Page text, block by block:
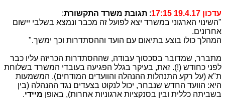
עדכון 19.4.17 17:15 : תגובת משרד התקשורת:
"השינוי הארגוני במשרד יצא לפועל זה מכבר ונמצא בשלבי יישום
אחרונים.
המהלך כולו בוצע בתיאום עם הועד וההסתדרות וכך ימשך."
מתברר, שמדובר בסכסוך עבודה, שההסתדרות הכריזה עליו כבר
לפני כחודש (!). זאת, בעיקר בגלל הפגיעה בעובדי המשרד בשלוחת
ת"א (על רקע התנהלות ההנהלה והוועדים המודחים). המשמעות
היא: הוועד החדש שנבחר, יכול לנקוט בצעדים נגד ההנהלה (בין
בשביתה כללית ובין בסנקציות ארגוניות אחרות), באופן מיידי.